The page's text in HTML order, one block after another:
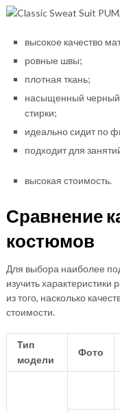
высокое качество
ровные швы;
плотная ткань;
насыщенный черный
стирки;
идеально сидит по
подходит для
высокая стоимость.
Сравнение
костюмов
Для выбора наиболее
изучить характеристики
из того, насколько
стоимости.
Тип
модели
Фото